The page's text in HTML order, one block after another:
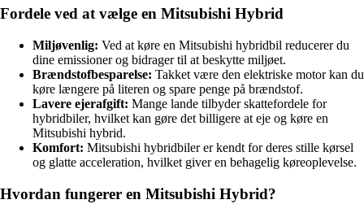
Fordele ved at vælge en Mitsubishi Hybrid
Miljøvenlig: Ved at køre en Mitsubishi hybridbil reducerer du
dine emissioner og bidrager til at beskytte miljøet.
Brændstofbesparelse: Takket være den elektriske motor kan du
køre længere på literen og spare penge på brændstof.
Lavere ejerafgift: Mange lande tilbyder skattefordele for
hybridbiler, hvilket kan gøre det billigere at eje og køre en
Mitsubishi hybrid.
Komfort: Mitsubishi hybridbiler er kendt for deres stille kørsel
og glatte acceleration, hvilket giver en behagelig køreoplevelse.
Hvordan fungerer en Mitsubishi Hybrid?